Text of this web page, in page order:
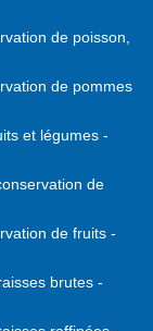
de poisson,
de pommes
et légumes -
de
de fruits -
brutes -